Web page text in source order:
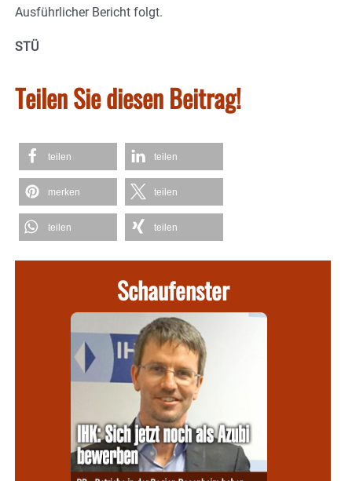
Ausführlicher Bericht folgt.
STÜ
Teilen Sie diesen Beitrag!
teilen teilen
merken teilen
teilen teilen
Schaufenster